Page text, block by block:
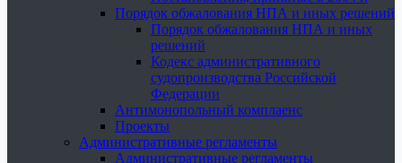
Порядок обжалования НПА и иных решений
Порядок обжалования НПА и иных
решений
Кодекс административного
судопроизводства Российской
Федерации
Антимонопольный комплаенс
Проекты
Административные регламенты
Административные регламенты